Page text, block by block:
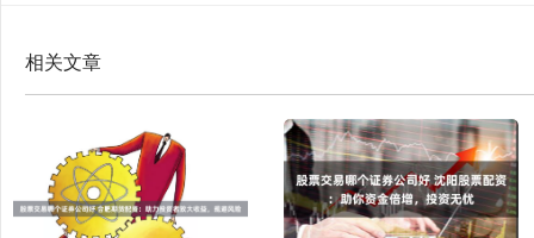
相关文章